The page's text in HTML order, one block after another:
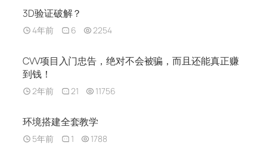
3D验证破解？
4年前 6 2254
CVV项目入门忠告，绝对不会被骗，而且还能真正赚
到钱！
2年前 21 11756
环境搭建全套教学
5年前 1 1788